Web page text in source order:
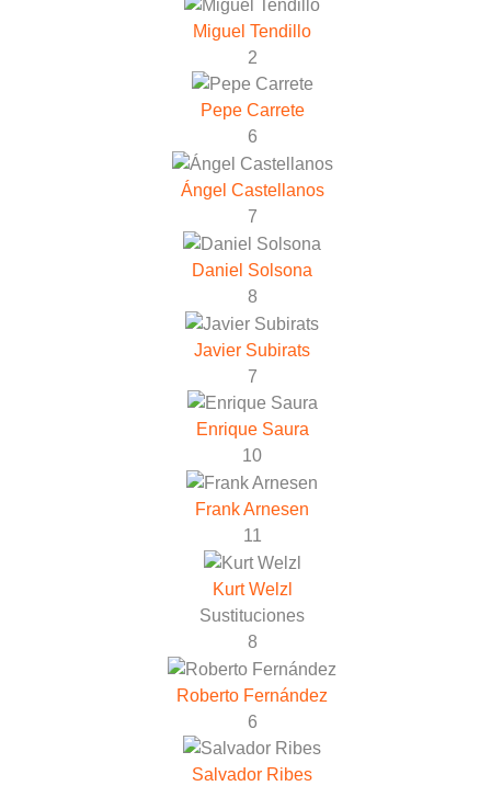
Miguel Tendillo
2
Pepe Carrete
6
Ángel Castellanos
7
Daniel Solsona
8
Javier Subirats
7
Enrique Saura
10
Frank Arnesen
11
Kurt Welzl
Sustituciones
8
Roberto Fernández
6
Salvador Ribes